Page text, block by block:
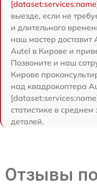
выезде, если не
и длительного
наш мастер доставит
Autel в Кирове и
Позвоните и наш
Кирове
над квадрокоптера
статистике в
деталей.
Отзывы